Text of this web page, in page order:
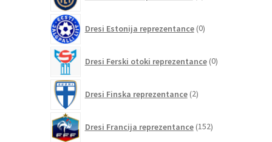
Dresi Estonija reprezentance 0izdelkov
Dresi Ferski otoki reprezentance 0izdelkov
Dresi Finska reprezentance 2izdelka
Dresi Francija reprezentance 152izdelkov